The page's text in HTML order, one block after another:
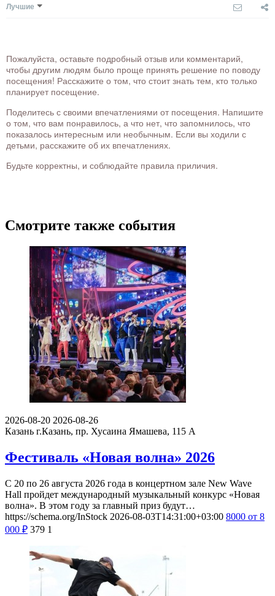
Лучшие
Пожалуйста, оставьте подробный отзыв или комментарий,
чтобы другим людям было проще принять решение по поводу
посещения! Расскажите о том, что стоит знать тем, кто только
планирует посещение.
Поделитесь с своими впечатлениями от посещения. Напишите
о том, что вам понравилось, а что нет, что запомнилось, что
показалось интересным или необычным. Если вы ходили с
детьми, расскажите об их впечатлениях.
Будьте корректны, и соблюдайте правила приличия.
Смотрите также события
2026-08-20 2026-08-26
Казань г.Казань, пр. Хусаина Ямашева, 115 A
Фестиваль «Новая волна» 2026
С 20 по 26 августа 2026 года в концертном зале New Wave
Hall пройдет международный музыкальный конкурс «Новая
волна». В этом году за главный приз будут…
https://schema.org/InStock 2026-08-03T14:31:00+03:00 8000 от 8
000 ₽ 379 1